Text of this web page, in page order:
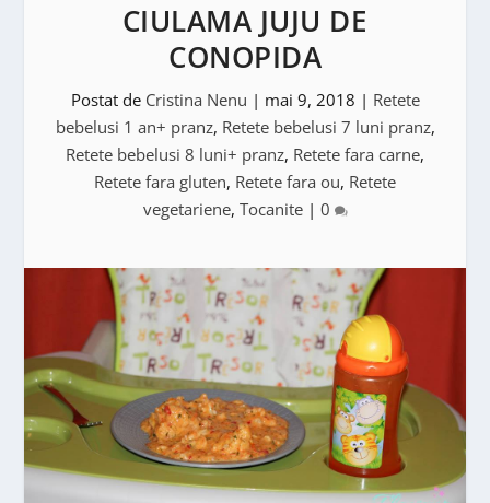
CIULAMA JUJU DE
CONOPIDA
Postat de Cristina Nenu | mai 9, 2018 | Retete
bebelusi 1 an+ pranz, Retete bebelusi 7 luni pranz,
Retete bebelusi 8 luni+ pranz, Retete fara carne,
Retete fara gluten, Retete fara ou, Retete
vegetariene, Tocanite| 0